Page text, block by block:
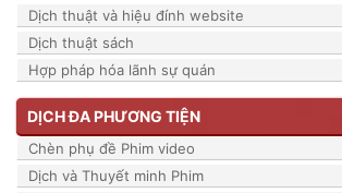
Dịch thuật và hiệu đính website
Dịch thuật sách
Hợp pháp hóa lãnh sự quán
DỊCH ĐA PHƯƠNG TIỆN
Chèn phụ đề Phim video
Dịch và Thuyết minh Phim